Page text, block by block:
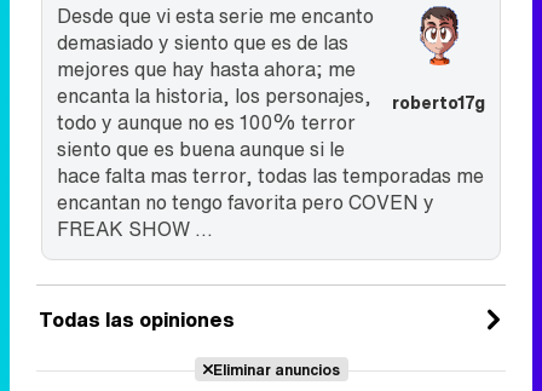
roberto17g
Desde que vi esta serie me encanto
demasiado y siento que es de las
mejores que hay hasta ahora; me
encanta la historia, los personajes,
todo y aunque no es 100% terror
siento que es buena aunque si le
hace falta mas terror, todas las temporadas me
encantan no tengo favorita pero COVEN y
FREAK SHOW ...
Todas las opiniones
Eliminar anuncios